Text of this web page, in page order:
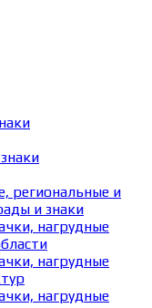
региональные и
и знаки
нагрудные
нагрудные
нагрудные